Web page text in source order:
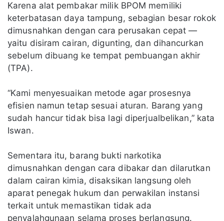
Karena alat pembakar milik BPOM memiliki
keterbatasan daya tampung, sebagian besar rokok
dimusnahkan dengan cara perusakan cepat —
yaitu disiram cairan, digunting, dan dihancurkan
sebelum dibuang ke tempat pembuangan akhir
(TPA).
“Kami menyesuaikan metode agar prosesnya
efisien namun tetap sesuai aturan. Barang yang
sudah hancur tidak bisa lagi diperjualbelikan,” kata
Iswan.
Sementara itu, barang bukti narkotika
dimusnahkan dengan cara dibakar dan dilarutkan
dalam cairan kimia, disaksikan langsung oleh
aparat penegak hukum dan perwakilan instansi
terkait untuk memastikan tidak ada
penyalahgunaan selama proses berlangsung.